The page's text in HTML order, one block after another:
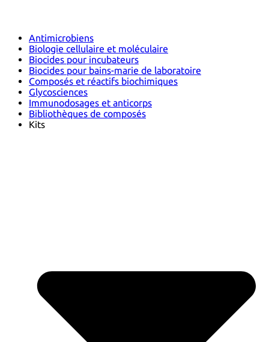
Antimicrobiens
Biologie cellulaire et moléculaire
Biocides pour incubateurs
Biocides pour bains-marie de laboratoire
Composés et réactifs biochimiques
Glycosciences
Immunodosages et anticorps
Bibliothèques de composés
Kits